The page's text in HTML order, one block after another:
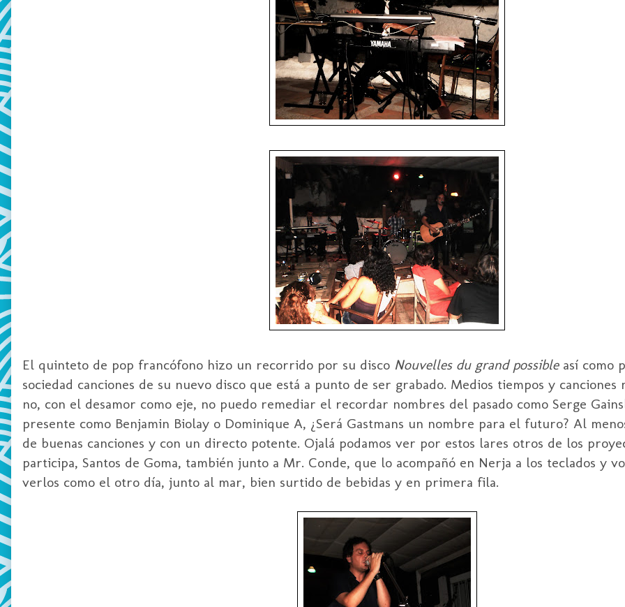
El quinteto de pop francófono hizo un recorrido por su disco Nouvelles du grand possibleasí como
sociedad canciones de su nuevo disco que está a punto de ser grabado. Medios tiempos y canciones
no, con el desamor como eje, no puedo remediar el recordar nombres del pasado como Serge
presente como Benjamin Biolay o Dominique A, ¿Será Gastmans un nombre para el futuro? Al
de buenas canciones y con un directo potente. Ojalá podamos ver por estos lares otros de los
participa, Santos de Goma, también junto a Mr. Conde, que lo acompañó en Nerja a los teclados y
verlos como el otro día, junto al mar, bien surtido de bebidas y en primera fila.